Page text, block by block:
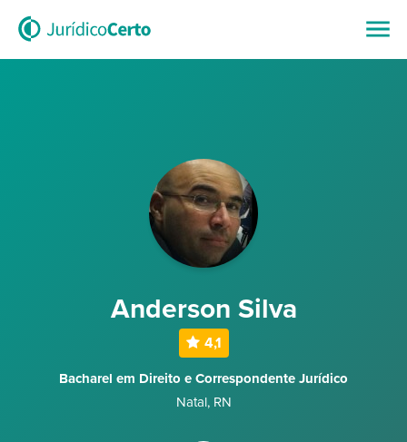
Anderson Silva
4,1
Bacharel em Direito e Correspondente Jurídico
Natal, RN